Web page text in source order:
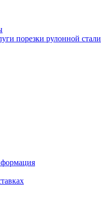
порезки рулонной стали